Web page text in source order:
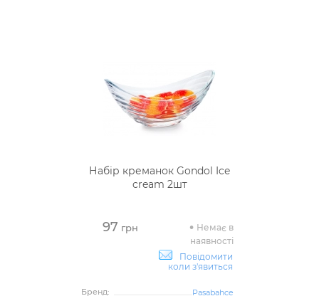
Набір креманок Gondol Ice
cream 2шт
97 грн
Немає в
наявності
Повідомити
коли з'явиться
Бренд: Pasabahce